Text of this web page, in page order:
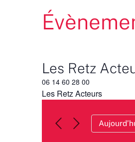
Les Retz
06 14 60 28 00
Les Retz Acteurs